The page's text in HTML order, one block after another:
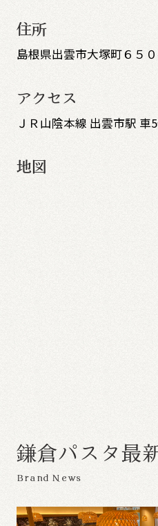
住所
島根県出雲市大塚町６５
アクセス
ＪＲ山陰本線 出雲市駅 車
地図
鎌倉パ ス タ最
Brand News